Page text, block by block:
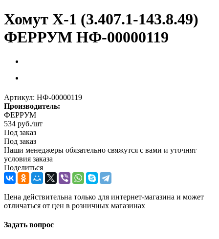
Хомут Х-1 (3.407.1-143.8.49)
ФЕРРУМ НФ-00000119
Артикул: НФ-00000119
Производитель:
ФЕРРУМ
534 руб./шт
Под заказ
Под заказ
Наши менеджеры обязательно свяжутся с вами и уточнят
условия заказа
Поделиться
Цена действительна только для интернет-магазина и может
отличаться от цен в розничных магазинах
Задать вопрос